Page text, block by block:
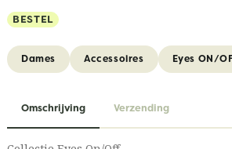
BESTEL
Dames Accessoires Eyes ON/
Omschrijving Verzending